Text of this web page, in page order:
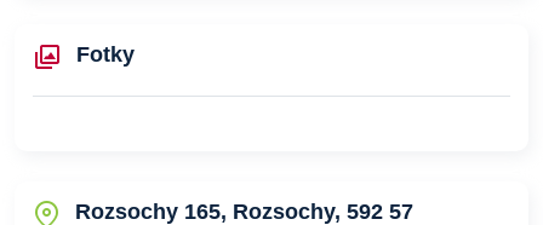
Fotky
Rozsochy 165, Rozsochy, 592 57